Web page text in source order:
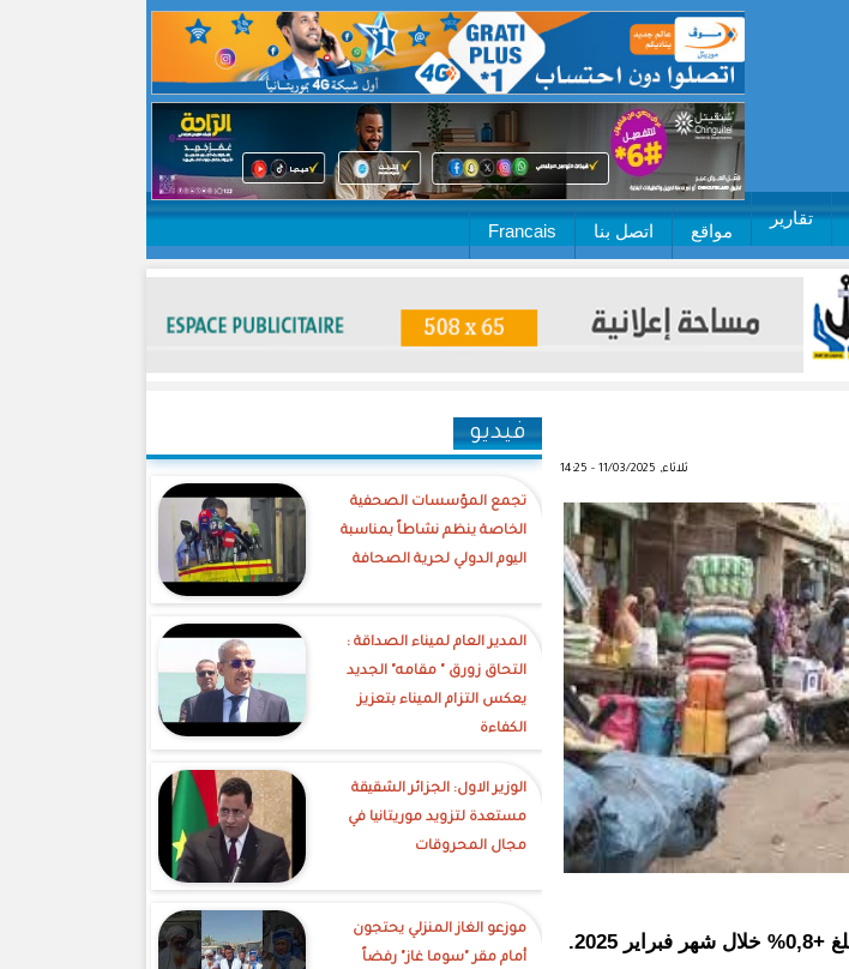
تقارير
مواقع اتصل بنا Francais
ثلاثاء, 11/03/2025 - 14:25
فيديو
تجمع المؤسسات الصحفية
الخاصة ينظم نشاطاً بمناسبة
اليوم الدولي لحرية الصحافة
‎المدير العام لميناء الصداقة :
التحاق زورق " مقامه" الجديد
يعكس التزام الميناء بتعزيز
الكفاءة
الوزير الاول: الجزائر الشقيقة
مستعدة لتزويد موريتانيا في
مجال المحروقات
موزعو الغاز المنزلي يحتجون
أمام مقر "سوما غاز" رفضاً